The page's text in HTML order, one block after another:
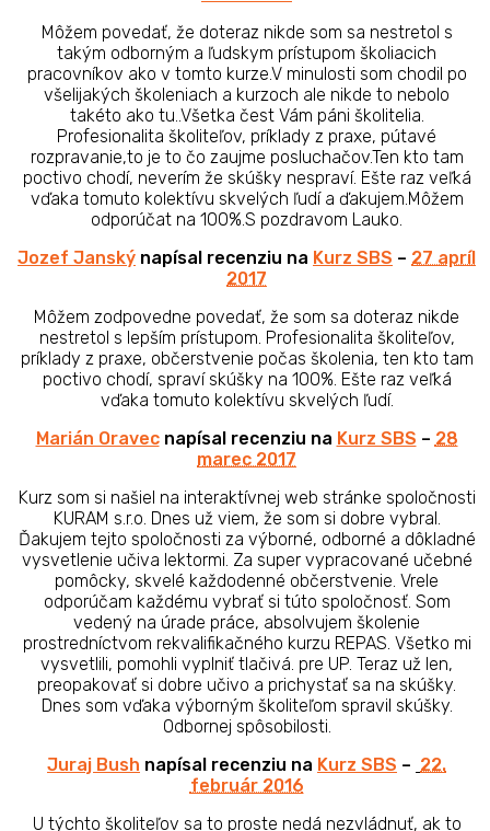
Môžem povedať, že doteraz nikde som sa nestretol s
takým odborným a ľudskym prístupom školiacich
pracovníkov ako v tomto kurze.V minulosti som chodil po
všelijakých školeniach a kurzoch ale nikde to nebolo
takéto ako tu..Všetka čest Vám páni školitelia.
Profesionalita školiteľov, príklady z praxe, pútavé
rozpravanie,to je to čo zaujme posluchačov.Ten kto tam
poctivo chodí, neverím že skúšky nespraví. Ešte raz veľká
vďaka tomuto kolektívu skvelých ľudí a ďakujem.Môžem
odporúčat na 100%.S pozdravom Lauko.
Jozef Janský napísal recenziu na Kurz SBS – 27 apríl
2017
Môžem zodpovedne povedať, že som sa doteraz nikde
nestretol s lepším prístupom. Profesionalita školiteľov,
príklady z praxe, občerstvenie počas školenia, ten kto tam
poctivo chodí, spraví skúšky na 100%. Ešte raz veľká
vďaka tomuto kolektívu skvelých ľudí.
Marián Oravecnapísal recenziu na Kurz SBS – 28
marec 2017
Kurz som si našiel na interaktívnej web stránke spoločnosti
KURAM s.r.o. Dnes už viem, že som si dobre vybral.
Ďakujem tejto spoločnosti za výborné, odborné a dôkladné
vysvetlenie učiva lektormi. Za super vypracované učebné
pomôcky, skvelé každodenné občerstvenie. Vrele
odporúčam každému vybrať si túto spoločnosť. Som
vedený na úrade práce, absolvujem školenie
prostredníctvom rekvalifikačného kurzu REPAS. Všetko mi
vysvetlili, pomohli vyplniť tlačivá. pre UP. Teraz už len,
preopakovať si dobre učivo a prichystať sa na skúšky.
Dnes som vďaka výborným školiteľom spravil skúšky.
Odbornej spôsobilosti.
Juraj Bush napísal recenziu na Kurz SBS – 22.
február 2016
U týchto školiteľov sa to proste nedá nezvládnuť, ak to